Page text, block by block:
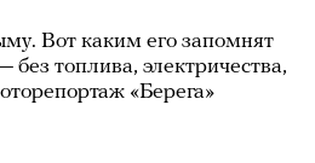
Вот каким его запомнят
без топлива, электричества,
«Берега»